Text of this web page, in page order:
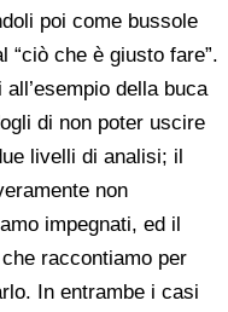
poi come bussole
“ciò che è giusto fare”.
della buca
di non poter uscire
livelli di analisi; il
non
impegnati, ed il
raccontiamo per
In entrambe i casi